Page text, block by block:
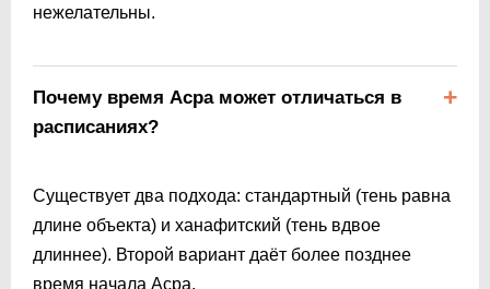
нежелательны.
Почему время Асра может отличаться в
расписаниях?
Существует два подхода: стандартный (тень равна
длине объекта) и ханафитский (тень вдвое
длиннее). Второй вариант даёт более позднее
время начала Асра.